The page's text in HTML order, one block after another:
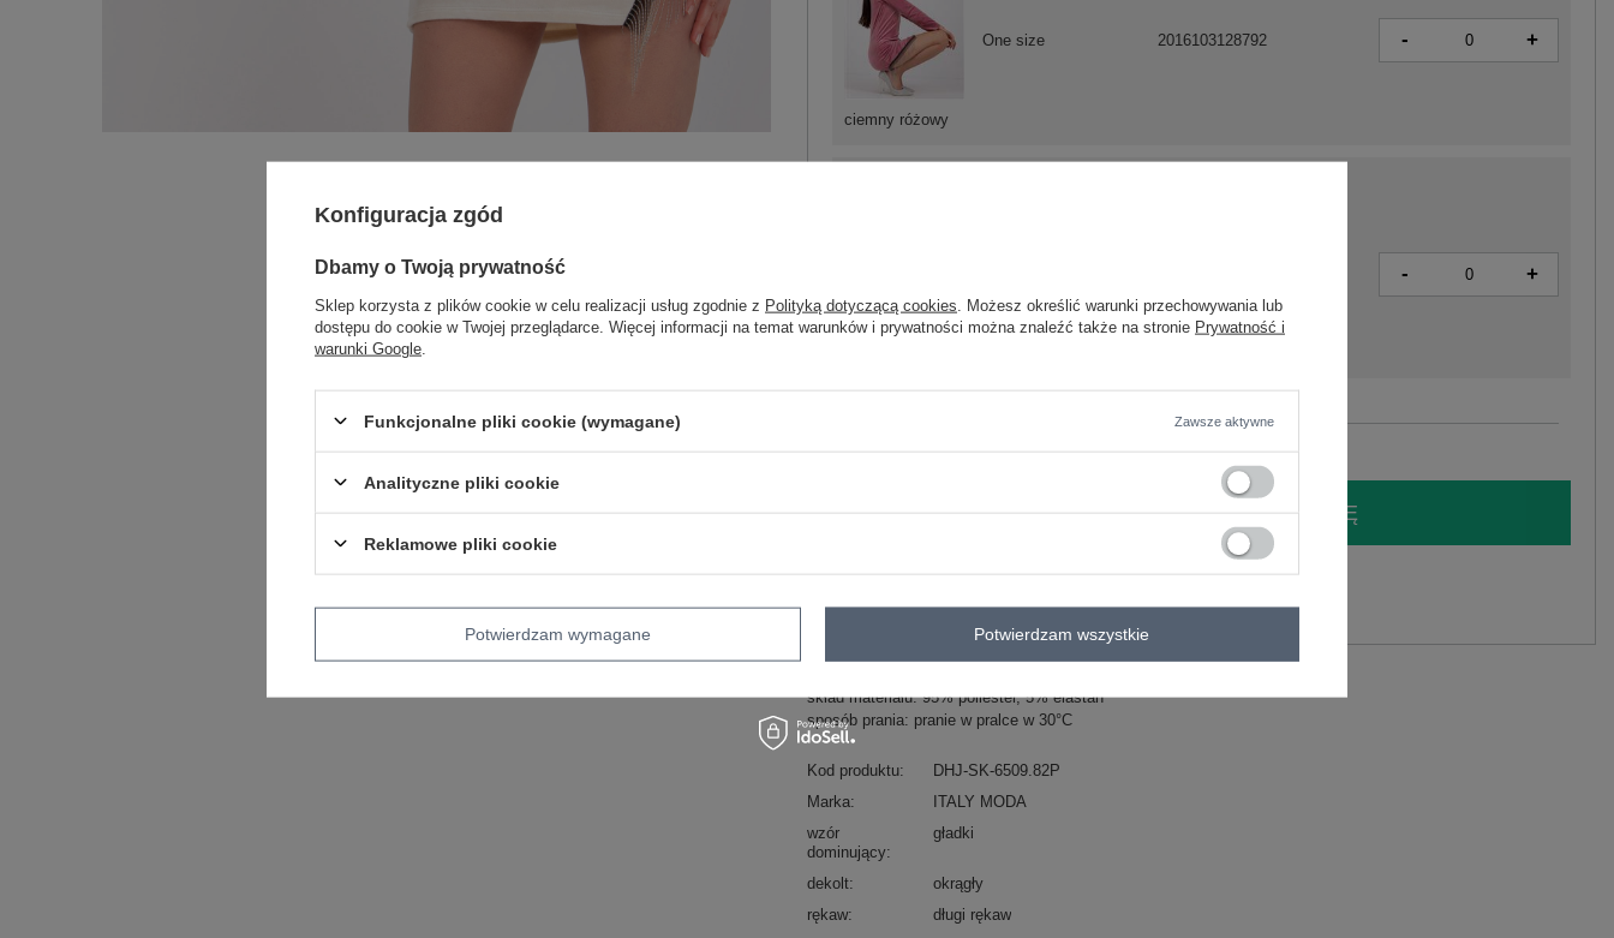
ciemny różowy
One size 2016103128792 - +
- +
Zobacz wszystkie kolory (+2)
ZALOGUJ SIĘ I ZOBACZ CENĘ
Zadzwoń+48 601 547 740 Zadaj pytanie
skład materiału: 95% poliester, 5% elastan
sposób prania: pranie w pralce w 30°C
Kod produktu
DHJ-SK-6509.82P
Marka
ITALY MODA
wzór
dominujący
gładki
dekolt
okrągły
rękaw
długi rękaw
Konfiguracja zgód
Dbamy o Twoją prywatność
Sklep korzysta z plików cookie w celu realizacji usług zgodnie z Polityką dotyczącą cookies . Możesz określić warunki przechowywania lub
dostępu do cookie w Twojej przeglądarce. Więcej informacji na temat warunków i prywatności można znaleźć także na stronie Prywatność i
warunki Google
Funkcjonalne pliki cookie (wymagane) Zawsze aktywne
Analityczne pliki cookie
Reklamowe pliki cookie
Potwierdzam wymagane Potwierdzam wszystkie